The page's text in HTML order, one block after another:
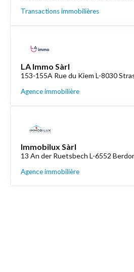
Transactions immobilières
LA Immo Sàrl
153-155A Rue du Kiem L-8030
Agence immobilière
Immobilux Sàrl
13 An der Ruetsbech L-6552
Agence immobilière